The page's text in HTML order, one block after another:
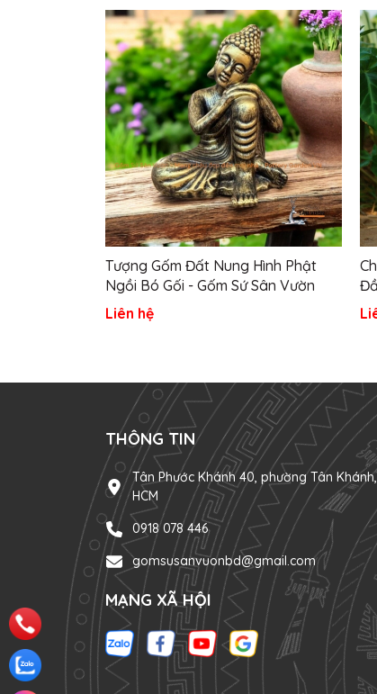
Tượng Gốm Đất Nung Hình Phật
Ngồi Bó Gối - Gốm Sứ Sân Vườn
Liên hệ
THÔNG TIN
Tân Phước Khánh 40, phường Tân
HCM
0918 078 446
gomsusanvuonbd@gmail.com
MẠNG XÃ HỘI